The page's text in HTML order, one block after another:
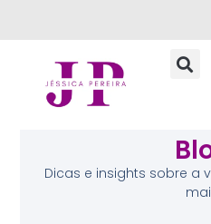
Dicas e insights sobre a